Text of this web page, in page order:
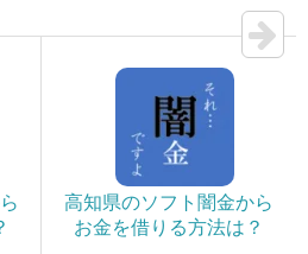
高知県のソフト闇金から
お金を借りる方法は？